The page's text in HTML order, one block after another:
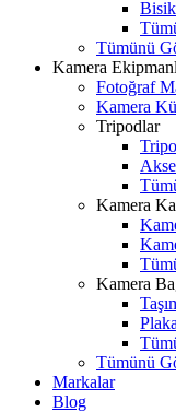
Tümünü
Kamera
Fotoğraf
Kamera
Tripodlar
Kamera
Kamera
Tümünü
Markalar
Blog